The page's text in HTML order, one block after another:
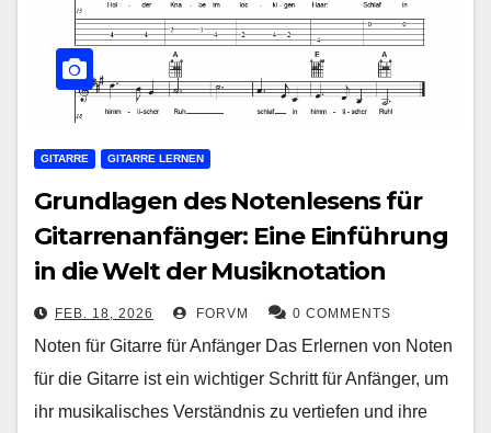
GITARRE GITARRE LERNEN
Grundlagen des Notenlesens für
Gitarrenanfänger: Eine Einführung
in die Welt der Musiknotation
FEB. 18, 2026 FORVM 0 COMMENTS
Noten für Gitarre für Anfänger Das Erlernen von Noten
für die Gitarre ist ein wichtiger Schritt für Anfänger, um
ihr musikalisches Verständnis zu vertiefen und ihre